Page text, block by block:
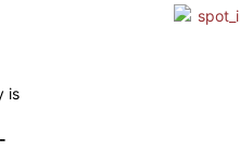
is